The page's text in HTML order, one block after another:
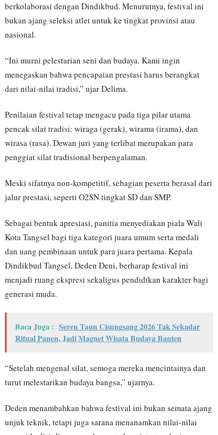
berkolaborasi dengan Dindikbud. Menurutnya, festival ini
bukan ajang seleksi atlet untuk ke tingkat provinsi atau
nasional.
“Ini murni pelestarian seni dan budaya. Kami ingin
menegaskan bahwa pencapaian prestasi harus berangkat
dari nilai-nilai tradisi,” ujar Delima.
Penilaian festival tetap mengacu pada tiga pilar utama
pencak silat tradisi: wiraga (gerak), wirama (irama), dan
wirasa (rasa). Dewan juri yang terlibat merupakan para
penggiat silat tradisional berpengalaman.
Meski sifatnya non-kompetitif, sebagian peserta berasal dari
jalur prestasi, seperti O2SN tingkat SD dan SMP.
Sebagai bentuk apresiasi, panitia menyediakan piala Wali
Kota Tangsel bagi tiga kategori juara umum serta medali
dan uang pembinaan untuk para juara pertama. Kepala
Dindikbud Tangsel, Deden Deni, berharap festival ini
menjadi ruang ekspresi sekaligus pendidikan karakter bagi
generasi muda.
Baca Juga : Seren Taun Cisungsang 2026 Tak Sekadar
Ritual Panen, Jadi Magnet Wisata Budaya Banten
“Setelah mengenal silat, semoga mereka mencintainya dan
turut melestarikan budaya bangsa,” ujarnya.
Deden menambahkan bahwa festival ini bukan semata ajang
unjuk teknik, tetapi juga sarana menanamkan nilai-nilai